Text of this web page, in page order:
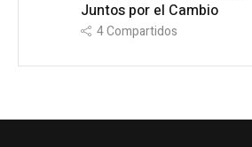
Juntos por el Cambio
4Compartidos